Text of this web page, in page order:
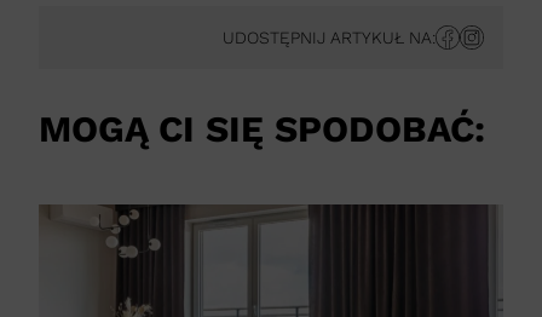
UDOSTĘPNIJ ARTYKUŁ NA:
MOGĄ CI SIĘ SPODOBAĆ: